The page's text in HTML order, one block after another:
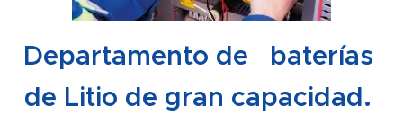
Departamento de baterías
de Litio de gran capacidad.